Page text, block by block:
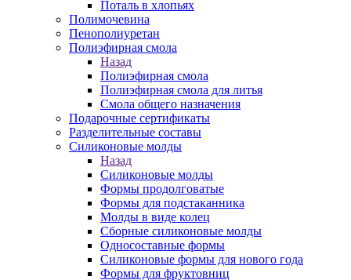
Поталь в хлопьях
Полимочевина
Пенополиуретан
Полиэфирная смола
Назад
Полиэфирная смола
Полиэфирная смола для литья
Смола общего назначения
Подарочные сертификаты
Разделительные составы
Силиконовые молды
Назад
Силиконовые молды
Формы продолговатые
Формы для подстаканника
Молды в виде колец
Сборные силиконовые молды
Односоставные формы
Силиконовые формы для нового года
Формы для фруктовниц